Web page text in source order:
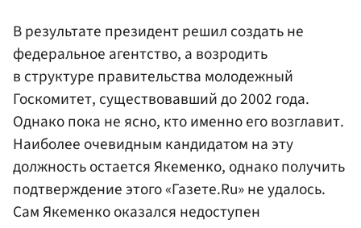
В результате президент решил создать не
федеральное агентство, а возродить
в структуре правительства молодежный
Госкомитет, существовавший до 2002 года.
Однако пока не ясно, кто именно его возглавит.
Наиболее очевидным кандидатом на эту
должность остается Якеменко, однако получить
подтверждение этого «Газете.Ru» не удалось.
Сам Якеменко оказался недоступен